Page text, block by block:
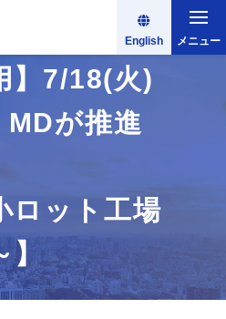
English メニュー
】7/18(火)
が推進
ロット工場
】